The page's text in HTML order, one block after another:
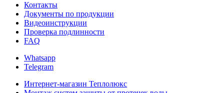
Контакты
Документы по продукции
Видеоинструкции
Проверка подлинности
FAQ
Whatsapp
Telegram
Интернет-магазин Теплолюкс